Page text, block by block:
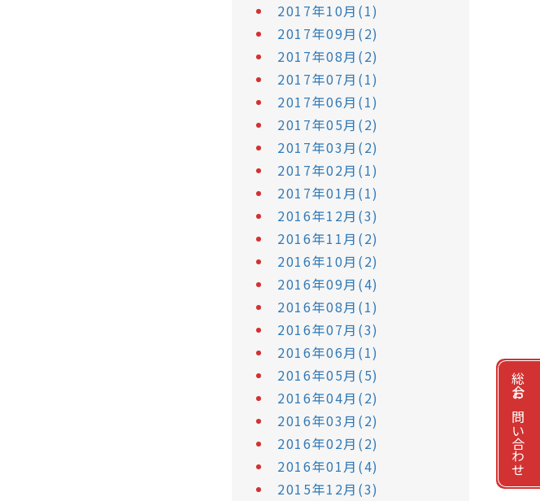
2017年10月(1)
2017年09月(2)
2017年08月(2)
2017年07月(1)
2017年06月(1)
2017年05月(2)
2017年03月(2)
2017年02月(1)
2017年01月(1)
2016年12月(3)
2016年11月(2)
2016年10月(2)
2016年09月(4)
2016年08月(1)
2016年07月(3)
2016年06月(1)
2016年05月(5)
2016年04月(2)
2016年03月(2)
2016年02月(2)
2016年01月(4)
2015年12月(3)
総合お問い合わせ